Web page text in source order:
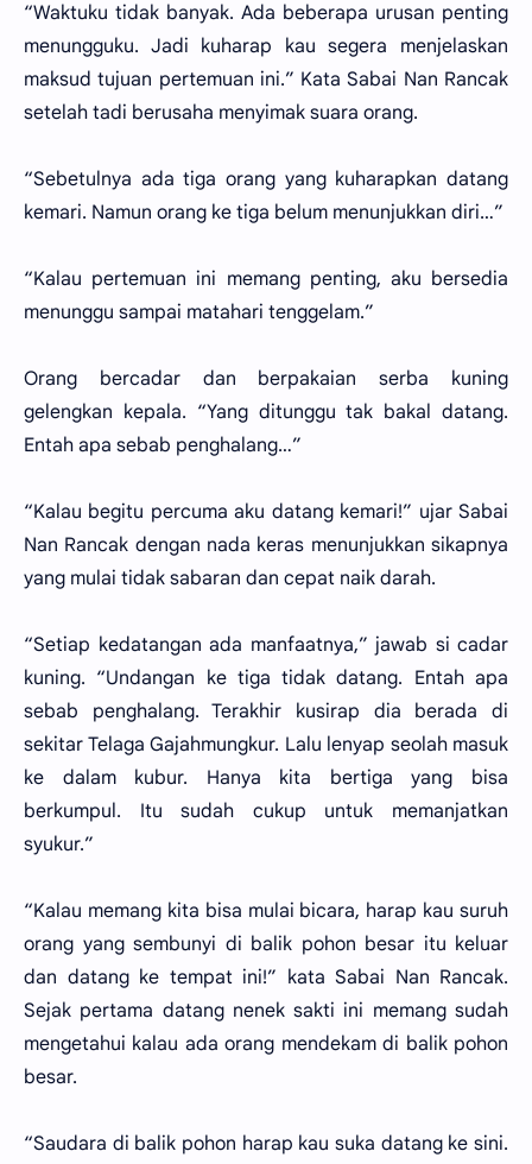
“Waktuku tidak banyak. Ada beberapa urusan penting
menungguku. Jadi kuharap kau segera menjelaskan
maksud tujuan pertemuan ini.” Kata Sabai Nan Rancak
setelah tadi berusaha menyimak suara orang.
“Sebetulnya ada tiga orang yang kuharapkan datang
kemari. Namun orang ke tiga belum menunjukkan diri…”
“Kalau pertemuan ini memang penting, aku bersedia
menunggu sampai matahari tenggelam.”
Orang bercadar dan berpakaian serba kuning
gelengkan kepala. “Yang ditunggu tak bakal datang.
Entah apa sebab penghalang…”
“Kalau begitu percuma aku datang kemari!” ujar Sabai
Nan Rancak dengan nada keras menunjukkan sikapnya
yang mulai tidak sabaran dan cepat naik darah.
“Setiap kedatangan ada manfaatnya,” jawab si cadar
kuning. “Undangan ke tiga tidak datang. Entah apa
sebab penghalang. Terakhir kusirap dia berada di
sekitar Telaga Gajahmungkur. Lalu lenyap seolah masuk
ke dalam kubur. Hanya kita bertiga yang bisa
berkumpul. Itu sudah cukup untuk memanjatkan
syukur.”
“Kalau memang kita bisa mulai bicara, harap kau suruh
orang yang sembunyi di balik pohon besar itu keluar
dan datang ke tempat ini!” kata Sabai Nan Rancak.
Sejak pertama datang nenek sakti ini memang sudah
mengetahui kalau ada orang mendekam di balik pohon
besar.
“Saudara di balik pohon harap kau suka datang ke sini.